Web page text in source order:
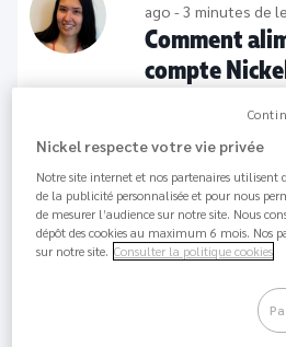
ago - 3 minutes de
Comment
compte
106K
Vous avez la possibilité
en saisissant les données d’une
comme pour un achat en ligne.
Connectez-vous à votre
Nickel respecte votre vie privée
Notre site internet et nos partenaires utilisent
de la publicité personnalisée et pour nous
de mesurer l’audience sur notre site. Nous
dépôt des cookies au maximum 6 mois. Nos
sur notre site. Consulter la politique cookies